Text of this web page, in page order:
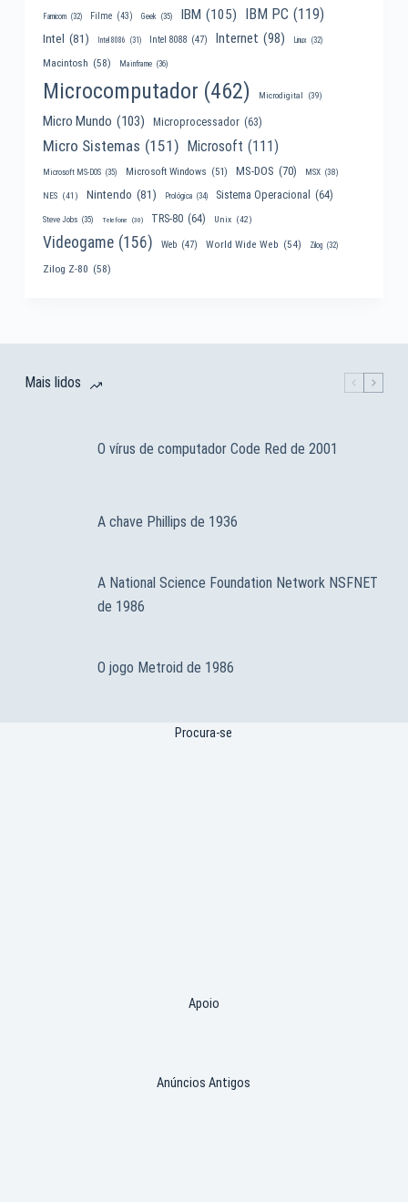
Famicom (32) Filme (43) Geek (35) IBM (105) IBM PC (119)
Intel (81) Intel 8086 (31) Intel 8088 (47) Internet (98) Linux (32)
Macintosh (58) Mainframe (36)
Microcomputador (462) Microdigital (39)
Micro Mundo (103) Microprocessador (63)
Micro Sistemas (151) Microsoft (111)
Microsoft MS-DOS (35) Microsoft Windows (51) MS-DOS (70) MSX (38)
NES (41) Nintendo (81) Prológica (34) Sistema Operacional (64)
Steve Jobs (35) Telefone (30) TRS-80 (64) Unix (42)
Videogame (156) Web (47) World Wide Web (54) Zilog (32)
Zilog Z-80 (58)
Mais lidos
O vírus de computador Code Red de 2001
A chave Phillips de 1936
A National Science Foundation Network NSFNET
de 1986
O jogo Metroid de 1986
Procura-se
Apoio
Anúncios Antigos